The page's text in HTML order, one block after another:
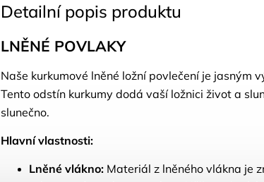
Detailní popis produktu
LNĚNÉ POVLAKY
Naše kurkumové lněné ložní povlečení je jasným
Tento odstín kurkumy dodá vaší ložnici život a
slunečno.
Hlavní vlastnosti:
Lněné vlákno: Materiál z lněného vlákna je